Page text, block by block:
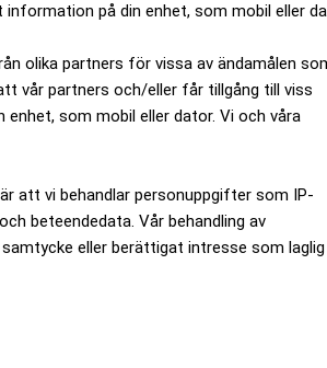
på din enhet, som mobil eller
olika partners för vissa av ändamålen
vår partners och/eller får tillgång till viss
som mobil eller dator. Vi och våra
att vi behandlar personuppgifter som IP-
beteendedata. Vår behandling av
eller berättigat intresse som laglig